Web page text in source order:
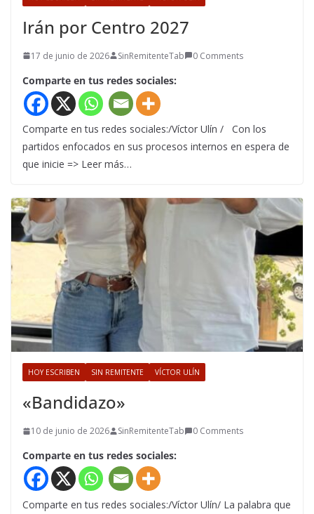
Irán por Centro 2027
17 de junio de 2026 SinRemitenteTab 0 Comments
Comparte en tus redes sociales:
Comparte en tus redes sociales:/Víctor Ulín / Con los
partidos enfocados en sus procesos internos en espera de
que inicie => Leer más…
HOY ESCRIBEN SIN REMITENTE VÍCTOR ULÍN
«Bandidazo»
10 de junio de 2026 SinRemitenteTab 0 Comments
Comparte en tus redes sociales:
Comparte en tus redes sociales:/Víctor Ulín/ La palabra que